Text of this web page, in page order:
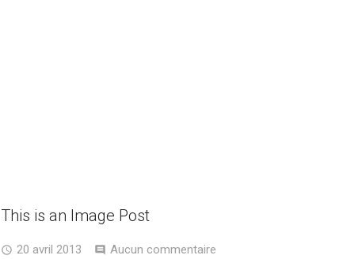
This is an Image Post
20 avril 2013 Aucun commentaire